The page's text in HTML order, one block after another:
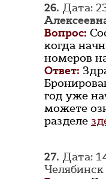
26. Дата:
Вопрос:
когда
номеров
Ответ:
год уже
можете
разделе
27. Дата:
Челябинск